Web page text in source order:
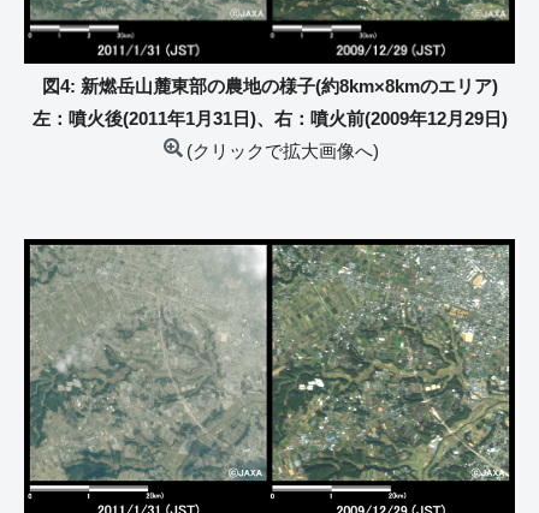
図4: 新燃岳山麓東部の農地の様子(約8km×8kmのエリア)
左：噴火後(2011年1月31日)、右：噴火前(2009年12月29日)
(クリックで拡大画像へ)